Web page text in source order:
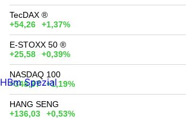
TecDAX ®
+54,26
+1,37%
E-STOXX 50 ®
+25,58
+0,39%
NASDAQ 100
+348,97
+1,19%
HANG SENG
+136,03
+0,53%
HBm Spezial